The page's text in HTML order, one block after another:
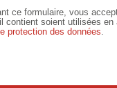
ce formulaire, vous
contient soient utilisées en
protection des données